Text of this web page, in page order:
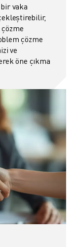
vaka
çözme
ve
öne çıkma